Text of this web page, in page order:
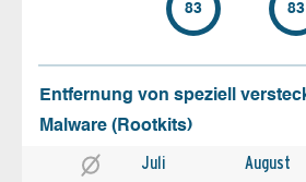
83 83
Entfernung von speziell
Malware (Rootkits)
Juli August